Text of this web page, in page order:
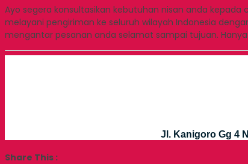
Ayo segera konsultasikan kebutuhan nisan anda
melayani pengiriman ke seluruh wilayah Indonesia
mengantar pesanan anda selamat sampai tujuan.
Jl. Kanigoro Gg 4
Share This :